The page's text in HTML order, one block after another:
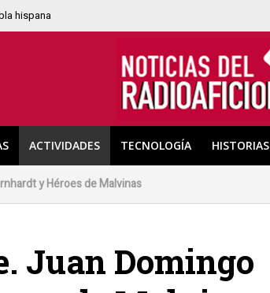
hispana
ACTIVIDADES TECNOLOGÍA HISTORIAS
y Héroes de Malvinas
Juan Domingo